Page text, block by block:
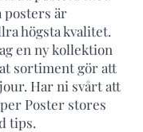
posters är
högsta kvalitet.
en ny kollektion
sortiment gör att
Har ni svårt att
Poster stores
tips.